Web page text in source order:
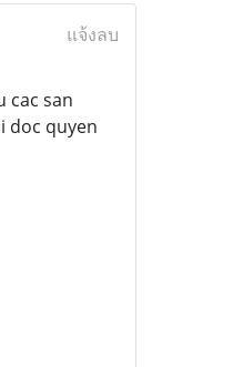
แจ้งลบ
cac san
doc quyen